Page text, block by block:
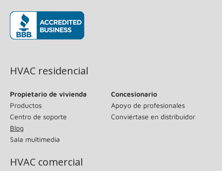
HVAC residencial
Propietario de vivienda
Productos
Centro de soporte
Blog
Sala multimedia
Concesionario
Apoyo de profesionales
Conviértase en distribuidor
HVAC comercial